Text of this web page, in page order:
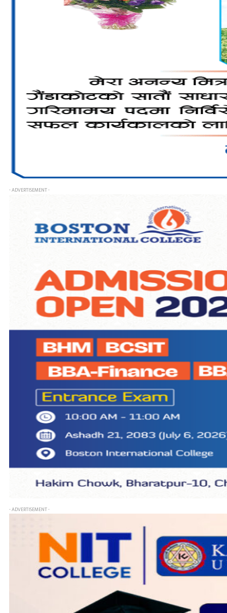
- ADVERTISEMENT -
- ADVERTISEMENT -